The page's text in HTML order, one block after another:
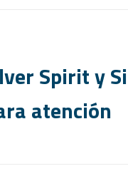
Spirit y
atención